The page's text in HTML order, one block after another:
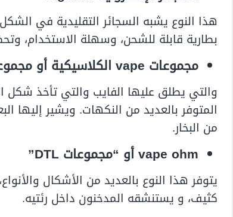
هذا النوع يشبه السجائر التقليدية في
بطارية قابلة للشحن، وسهلة الاستخدام،
مجموعات vape الكلاسيكية أو مجموعات MTL
والتي يطلق عليها الفايب والتي تأخذ شكل
المتوفر بالعديد من النكهات. ويشير إليها
من البخار.
vape ohm أو “مجموعات DTL”
يتوفر هذا النوع بالعديد من الأشكال
كثيف، و يستنشقه المدخنون داخل رئتيه.